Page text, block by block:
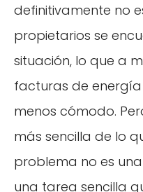
definitivamente no
propietarios se
situación, lo que a
facturas de
menos cómodo.
más sencilla de lo
problema no es
una tarea sencilla